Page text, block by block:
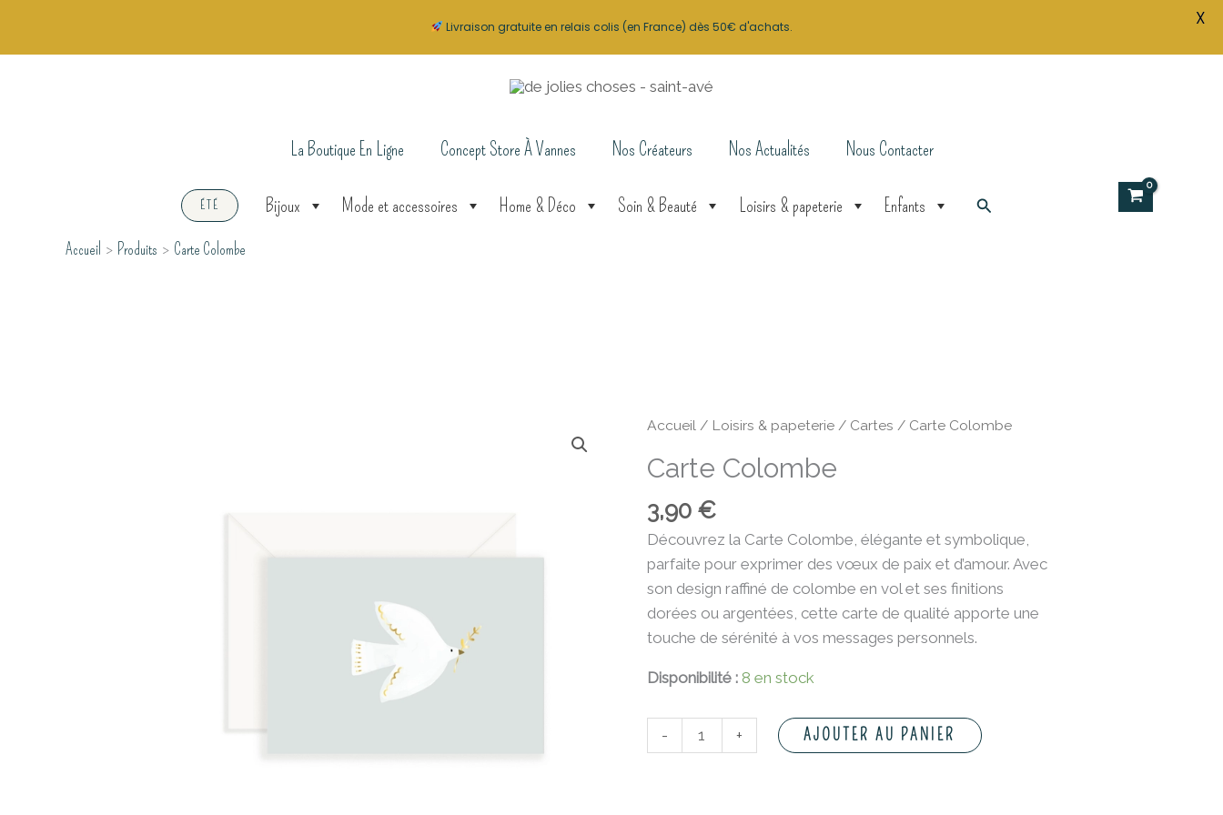
La Boutique En Ligne Concept Store À Vannes Nos Créateurs Nos Actualités Nous Contacter
ÉTÉ Bijoux Mode et accessoires Home & Déco Soin & Beauté Loisirs & papeterie Enfants Rechercher
Accueil Produits Carte Colombe
Accueil/ Loisirs & papeterie/ Cartes / Carte Colombe
Carte Colombe
3,90 €
Découvrez la Carte Colombe, élégante et symbolique,
parfaite pour exprimer des vœux de paix et d’amour. Avec
son design raffiné de colombe en vol et ses finitions
dorées ou argentées, cette carte de qualité apporte une
touche de sérénité à vos messages personnels.
Disponibilité : 8 en stock
-
quantité
Carte
Colombe
+ AJOUTER AU PANIER
Livraison gratuite en relais colis (en France) dès 50€ d'achats. X